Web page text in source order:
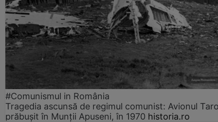
#Comunismul in România
Tragedia ascunsă de regimul comunist: Avionul
prăbușit în Munții Apuseni, în 1970 historia.ro